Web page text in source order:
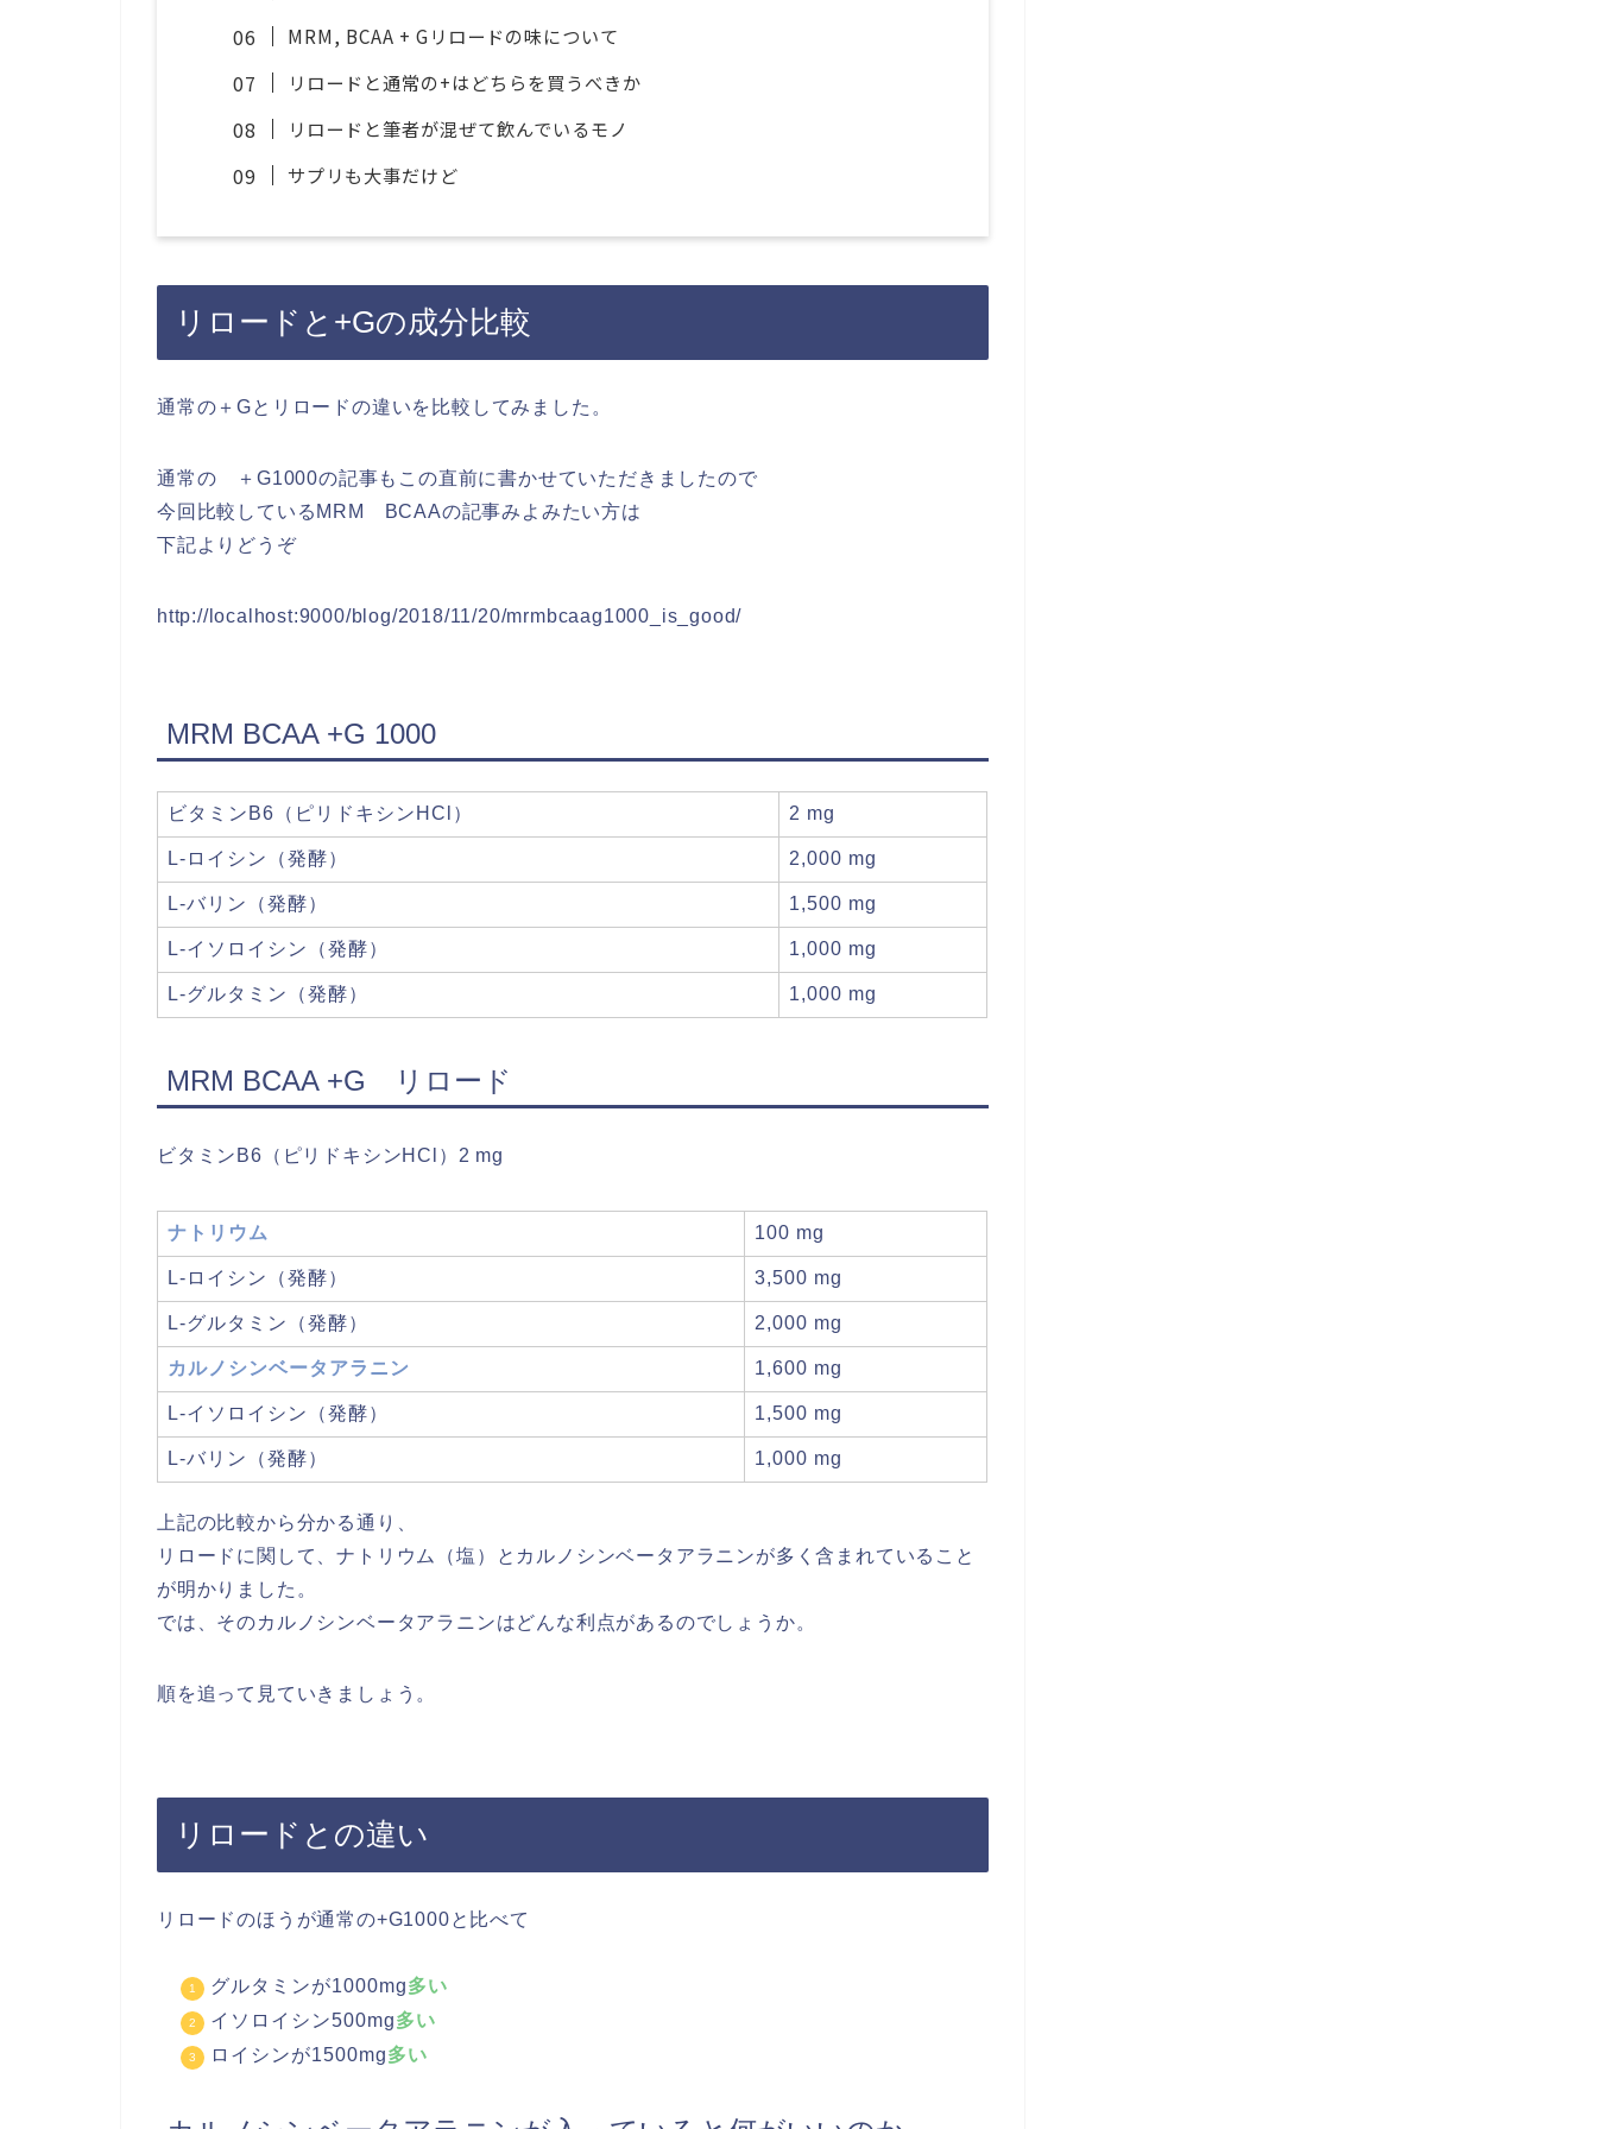
MRM, BCAA + Gリロードの味について
リロードと通常の+はどちらを買うべきか
リロードと筆者が混ぜて飲んでいるモノ
サプリも大事だけど
リロードと+Gの成分比較
通常の＋Gとリロードの違いを比較してみました。
通常の ＋G1000の記事もこの直前に書かせていただきましたので
今回比較しているMRM BCAAの記事みよみたい方は
下記よりどうぞ
http://localhost:9000/blog/2018/11/20/mrmbcaag1000_is_good/
MRM BCAA +G 1000
ビタミンB6（ピリドキシンHCl） 2 mg
L-ロイシン（発酵） 2,000 mg
L-バリン（発酵） 1,500 mg
L-イソロイシン（発酵） 1,000 mg
L-グルタミン（発酵） 1,000 mg
MRM BCAA +G リロード
ビタミンB6（ピリドキシンHCl）2 mg
ナトリウム 100 mg
L-ロイシン（発酵） 3,500 mg
L-グルタミン（発酵） 2,000 mg
カルノシンベータアラニン 1,600 mg
L-イソロイシン（発酵） 1,500 mg
L-バリン（発酵） 1,000 mg
上記の比較から分かる通り、
リロードに関して、ナトリウム（塩）とカルノシンベータアラニンが多く含まれていること
が明かりました。
では、そのカルノシンベータアラニンはどんな利点があるのでしょうか。
順を追って見ていきましょう。
リロードとの違い
リロードのほうが通常の+G1000と比べて
グルタミンが1000mg多い
イソロイシン500mg多い
ロイシンが1500mg多い